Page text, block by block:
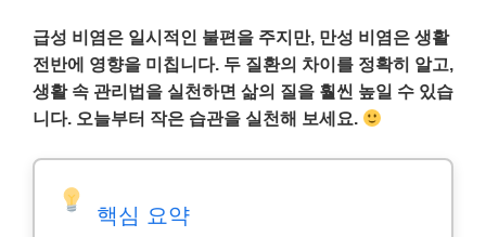
급성 비염은 일시적인 불편을 주지만, 만성 비염은 생활
전반에 영향을 미칩니다. 두 질환의 차이를 정확히 알고,
생활 속 관리법을 실천하면 삶의 질을 훨씬 높일 수 있습
니다. 오늘부터 작은 습관을 실천해 보세요.
핵심 요약